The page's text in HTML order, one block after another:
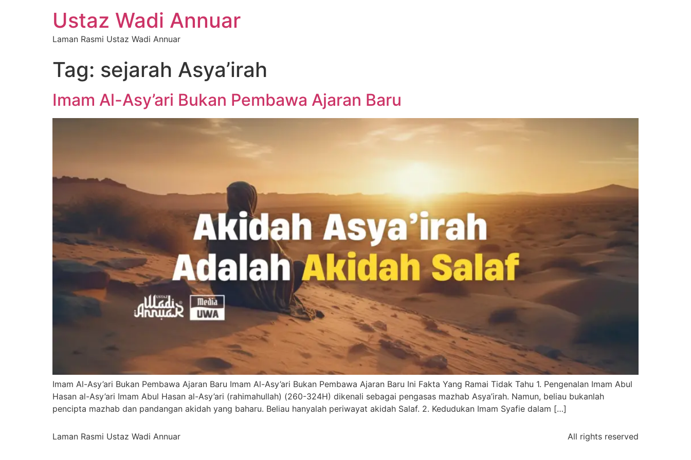
Ustaz Wadi Annuar
Laman Rasmi Ustaz Wadi Annuar
Tag: sejarah Asya’irah
Imam Al-Asy’ari Bukan Pembawa Ajaran Baru
Imam Al-Asy’ari Bukan Pembawa Ajaran Baru Imam Al-Asy’ari Bukan Pembawa Ajaran Baru Ini Fakta Yang Ramai Tidak Tahu 1. Pengenalan Imam Abul
Hasan al-Asy’ari Imam Abul Hasan al-Asy’ari (rahimahullah) (260-324H) dikenali sebagai pengasas mazhab Asya’irah. Namun, beliau bukanlah
pencipta mazhab dan pandangan akidah yang baharu. Beliau hanyalah periwayat akidah Salaf. 2. Kedudukan Imam Syafie dalam […]
Laman Rasmi Ustaz Wadi Annuar All rights reserved